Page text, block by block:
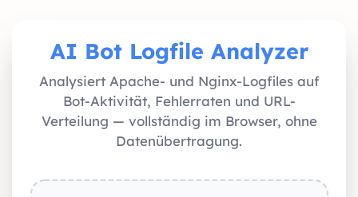
AI Bot Logfile Analyzer
Analysiert Apache- und Nginx-Logfiles auf
Bot-Aktivität, Fehlerraten und URL-
Verteilung — vollständig im Browser, ohne
Datenübertragung.